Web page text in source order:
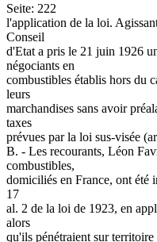
Seite: 222
l'application de la loi.
Conseil
d'Etat a pris le 21 juin 1926
négociants en
combustibles établis hors du
leurs
marchandises sans avoir
taxes
prévues par la loi sus-visée
B. - Les recourants, Léon
combustibles,
domiciliés en France, ont été
17
al. 2 de la loi de 1923, en
alors
qu'ils pénétraient sur